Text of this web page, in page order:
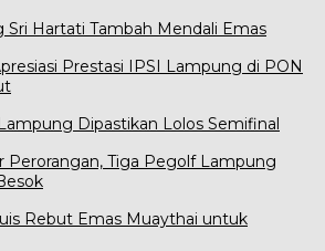
Sri Hartati Tambah Mendali Emas
Prestasi IPSI Lampung di PON
Dipastikan Lolos Semifinal
Perorangan, Tiga Pegolf Lampung
Rebut Emas Muaythai untuk